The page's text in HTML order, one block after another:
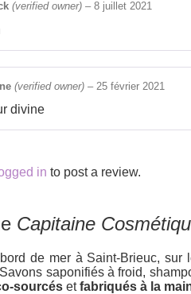
(verified owner) – 8 juillet 2021
(verified owner) – 25 février 2021
divine
in to post a review.
Capitaine
bord de mer à Saint-Brieuc,
saponifiés à froid,
sourcés etfabriqués à la